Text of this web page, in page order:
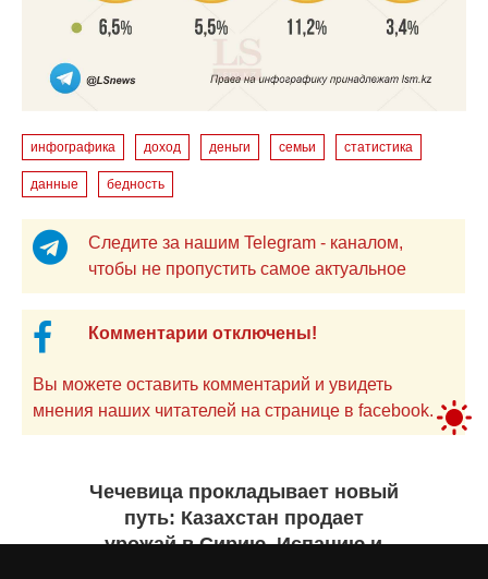
инфографика доход деньги семьи статистика
данные бедность
Следите за нашим Telegram - каналом,
чтобы не пропустить самое актуальное
Комментарии отключены!
Вы можете оставить комментарий и увидеть
мнения наших читателей на странице в facebook.
Чечевица прокладывает новый
путь: Казахстан продает
урожай в Сирию, Испанию и